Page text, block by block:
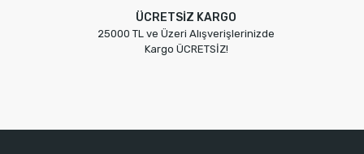
ÜCRETSİZ KARGO
25000 TL ve Üzeri Alışverişlerinizde
Kargo ÜCRETSİZ!